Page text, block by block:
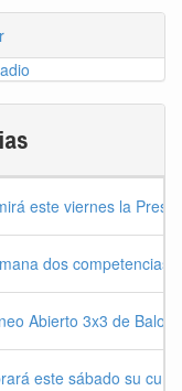
este viernes la
dos competencias
Abierto 3x3 de
este sábado su